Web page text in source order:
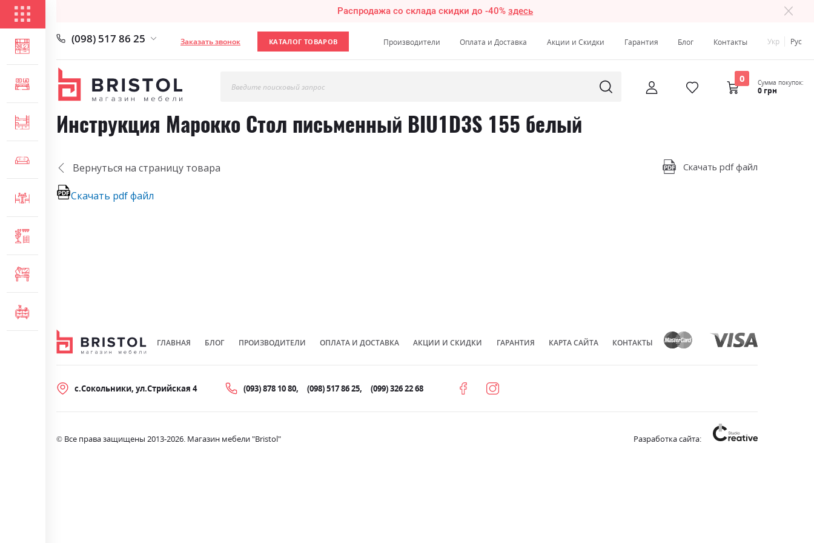
Распродажа со склада скидки до -40%здесь
ГОСТИНАЯ
СПАЛЬНЯ
ДЕТСКАЯ
МЯГКАЯ МЕБЕЛЬ
СТОЛЫ И СТУЛЬЯ
(098) 517 86 25 Заказать звонок КАТАЛОГ ТОВАРОВ Производители Оплата и Доставка Акции и Скидки Гарантия Блог Контакты Укр Рус
Введите поисковый запрос
0 Сумма покупок:
0 грн
Инструкция Марокко Стол письменный BIU1D3S 155 белый
Вернуться на страницу товара Скачать pdf файл
Скачать pdf файл
ГЛАВНАЯ БЛОГ ПРОИЗВОДИТЕЛИ ОПЛАТА И ДОСТАВКА АКЦИИ И СКИДКИ ГАРАНТИЯ КАРТА САЙТА КОНТАКТЫ
с.Сокольники, ул.Стрийская 4 (093) 878 10 80 (098) 517 86 25 (099) 326 22 68
© Все права защищены 2013-2026. Магазин мебели "Bristol" Разработка сайта: